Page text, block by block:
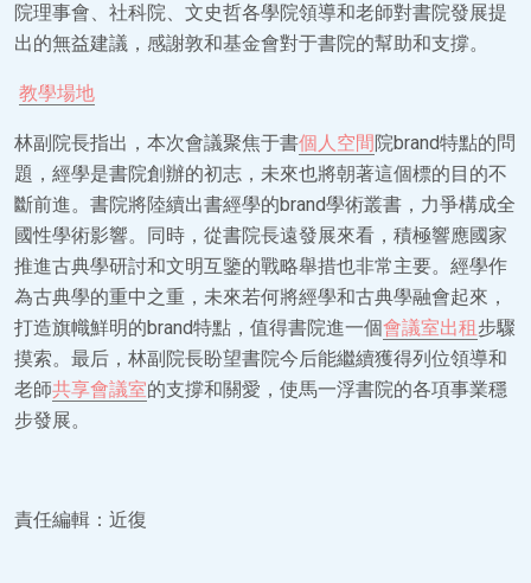
院理事會、社科院、文史哲各學院領導和老師對書院發展提
出的無益建議，感謝敦和基金會對于書院的幫助和支撐。
教學場地
林副院長指出，本次會議聚焦于書個人空間院brand特點的問
題，經學是書院創辦的初志，未來也將朝著這個標的目的不
斷前進。書院將陸續出書經學的brand學術叢書，力爭構成全
國性學術影響。同時，從書院長遠發展來看，積極響應國家
推進古典學研討和文明互鑒的戰略舉措也非常主要。經學作
為古典學的重中之重，未來若何將經學和古典學融會起來，
打造旗幟鮮明的brand特點，值得書院進一個會議室出租步驟
摸索。最后，林副院長盼望書院今后能繼續獲得列位領導和
老師共享會議室的支撐和關愛，使馬一浮書院的各項事業穩
步發展。
責任編輯：近復